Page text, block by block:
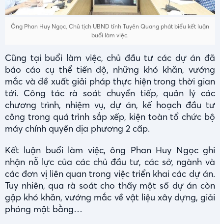
Ông Phan Huy Ngọc, Chủ tịch UBND tỉnh Tuyên Quang phát biểu kết luận
buổi làm việc.
Cũng tại buổi làm việc, chủ đầu tư các dự án đã
báo cáo cụ thể tiến độ, những khó khăn, vướng
mắc và đề xuất giải pháp thực hiện trong thời gian
tới. Công tác rà soát chuyển tiếp, quản lý các
chương trình, nhiệm vụ, dự án, kế hoạch đầu tư
công trong quá trình sắp xếp, kiện toàn tổ chức bộ
máy chính quyền địa phương 2 cấp.
Kết luận buổi làm việc, ông Phan Huy Ngọc ghi
nhận nỗ lực của các chủ đầu tư, các sở, ngành và
các đơn vị liên quan trong việc triển khai các dự án.
Tuy nhiên, qua rà soát cho thấy một số dự án còn
gặp khó khăn, vướng mắc về vật liệu xây dựng, giải
phóng mặt bằng…